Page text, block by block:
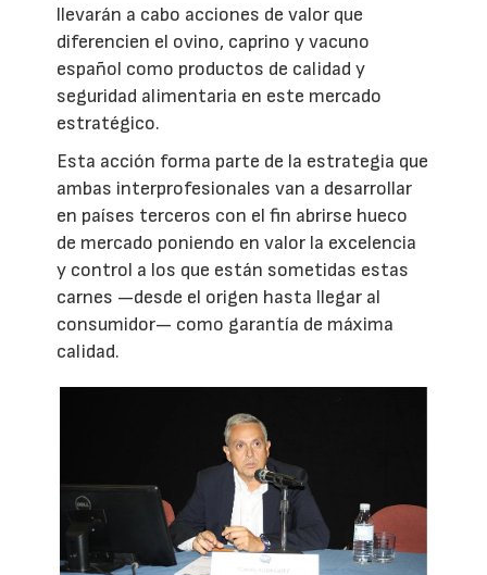
llevarán a cabo acciones de valor que
diferencien el ovino, caprino y vacuno
español como productos de calidad y
seguridad alimentaria en este mercado
estratégico.
Esta acción forma parte de la estrategia que
ambas interprofesionales van a desarrollar
en países terceros con el fin abrirse hueco
de mercado poniendo en valor la excelencia
y control a los que están sometidas estas
carnes —desde el origen hasta llegar al
consumidor— como garantía de máxima
calidad.